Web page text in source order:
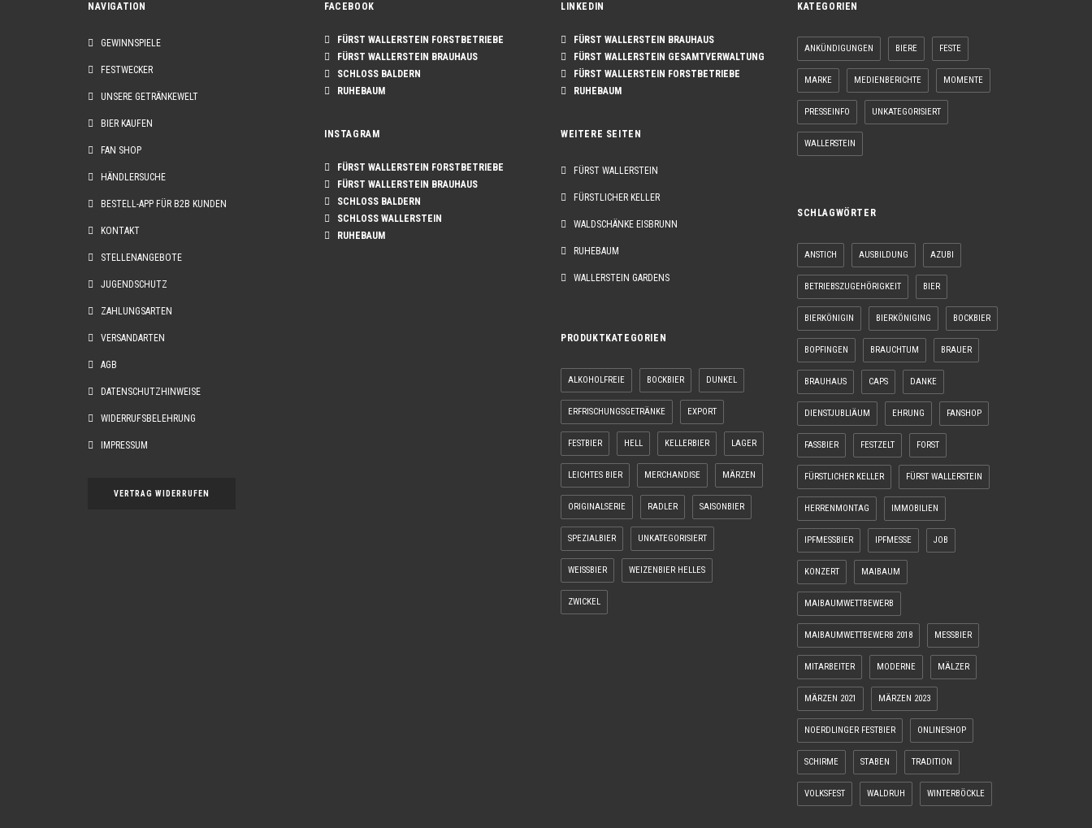
NAVIGATION
GEWINNSPIELE
FESTWECKER
UNSERE GETRÄNKEWELT
BIER KAUFEN
FAN SHOP
HÄNDLERSUCHE
BESTELL-APP FÜR B2B KUNDEN
KONTAKT
STELLENANGEBOTE
JUGENDSCHUTZ
ZAHLUNGSARTEN
VERSANDARTEN
AGB
DATENSCHUTZHINWEISE
WIDERRUFSBELEHRUNG
IMPRESSUM
VERTRAG WIDERRUFEN
FACEBOOK
FÜRST WALLERSTEIN FORSTBETRIEBE
FÜRST WALLERSTEIN BRAUHAUS
SCHLOSS BALDERN
RUHEBAUM
INSTAGRAM
FÜRST WALLERSTEIN FORSTBETRIEBE
FÜRST WALLERSTEIN BRAUHAUS
SCHLOSS BALDERN
SCHLOSS WALLERSTEIN
RUHEBAUM
LINKEDIN
FÜRST WALLERSTEIN BRAUHAUS
FÜRST WALLERSTEIN GESAMTVERWALTUNG
FÜRST WALLERSTEIN FORSTBETRIEBE
RUHEBAUM
WEITERE SEITEN
FÜRST WALLERSTEIN
FÜRSTLICHER KELLER
WALDSCHÄNKE EISBRUNN
RUHEBAUM
WALLERSTEIN GARDENS
PRODUKTKATEGORIEN
ALKOHOLFREIE BOCKBIER DUNKEL
ERFRISCHUNGSGETRÄNKE EXPORT
FESTBIER HELL KELLERBIER LAGER
LEICHTES BIER MERCHANDISE MÄRZEN
ORIGINALSERIE RADLER SAISONBIER
SPEZIALBIER UNKATEGORISIERT
WEISSBIER WEIZENBIER HELLES
ZWICKEL
KATEGORIEN
ANKÜNDIGUNGEN BIERE FESTE
MARKE MEDIENBERICHTE MOMENTE
PRESSEINFO UNKATEGORISIERT
WALLERSTEIN
SCHLAGWÖRTER
ANSTICH AUSBILDUNG AZUBI
BETRIEBSZUGEHÖRIGKEIT BIER
BIERKÖNIGIN BIERKÖNIGING BOCKBIER
BOPFINGEN BRAUCHTUM BRAUER
BRAUHAUS CAPS DANKE
DIENSTJUBLIÄUM EHRUNG FANSHOP
FASSBIER FESTZELT FORST
FÜRSTLICHER KELLER FÜRST WALLERSTEIN
HERRENMONTAG IMMOBILIEN
IPFMESSBIER IPFMESSE JOB
KONZERT MAIBAUM
MAIBAUMWETTBEWERB
MAIBAUMWETTBEWERB 2018 MESSBIER
MITARBEITER MODERNE MÄLZER
MÄRZEN 2021 MÄRZEN 2023
NOERDLINGER FESTBIER ONLINESHOP
SCHIRME STABEN TRADITION
VOLKSFEST WALDRUH WINTERBÖCKLE